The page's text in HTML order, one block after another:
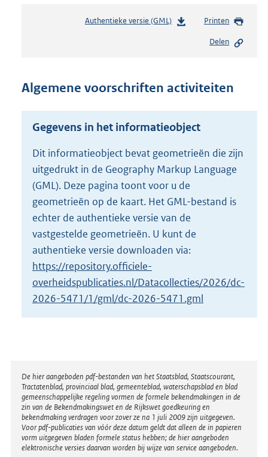
Authentieke versie (GML)b
n
s
r
o
t
t
e
1
6
K
Printen
Delen
Algemene voorschriften activiteiten
Gegevens in het informatieobject
Dit informatieobject bevat geometrieën die zijn
uitgedrukt in de Geography Markup Language
(GML). Deze pagina toont voor u de
geometrieën op de kaart. Het GML-bestand is
echter de authentieke versie van de
vastgestelde geometrieën. U kunt de
authentieke versie downloaden via:
https://repository.officiele-
overheidspublicaties.nl/Datacollecties/2026/dc-
2026-5471/1/gml/dc-2026-5471.gml
Disclaimer
De hier aangeboden pdf-bestanden van het Staatsblad, Staatscourant,
Tractatenblad, provinciaal blad, gemeenteblad, waterschapsblad en blad
gemeenschappelijke regeling vormen de formele bekendmakingen in de
zin van de Bekendmakingswet en de Rijkswet goedkeuring en
bekendmaking verdragen voor zover ze na 1 juli 2009 zijn uitgegeven.
Voor pdf-publicaties van vóór deze datum geldt dat alleen de in papieren
vorm uitgegeven bladen formele status hebben; de hier aangeboden
elektronische versies daarvan worden bij wijze van service aangeboden.